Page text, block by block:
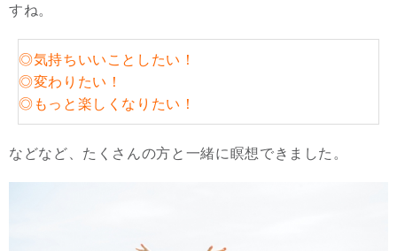
すね。
◎気持ちいいことしたい！
◎変わりたい！
◎もっと楽しくなりたい！
などなど、たくさんの方と一緒に瞑想できました。